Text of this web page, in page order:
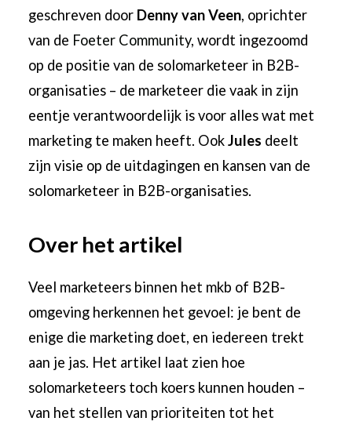
geschreven door Denny van Veen, oprichter
van de Foeter Community, wordt ingezoomd
op de positie van de solomarketeer in B2B-
organisaties – de marketeer die vaak in zijn
eentje verantwoordelijk is voor alles wat met
marketing te maken heeft. OokJules deelt
zijn visie op de uitdagingen en kansen van de
solomarketeer in B2B-organisaties.
Over het artikel
Veel marketeers binnen het mkb of B2B-
omgeving herkennen het gevoel: je bent de
enige die marketing doet, en iedereen trekt
aan je jas. Het artikel laat zien hoe
solomarketeers toch koers kunnen houden –
van het stellen van prioriteiten tot het